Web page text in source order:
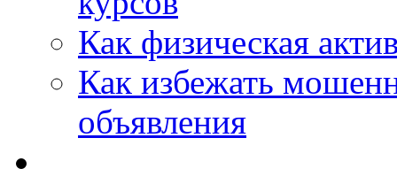
Как физическая
Как избежать
объявления